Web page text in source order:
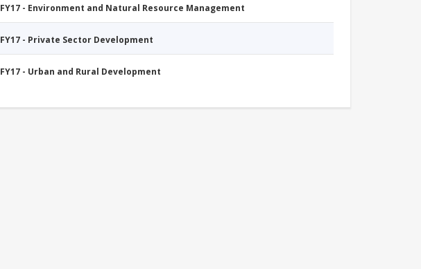
FY17 - Environment and Natural Resource Management
FY17 - Private Sector Development
FY17 - Urban and Rural Development